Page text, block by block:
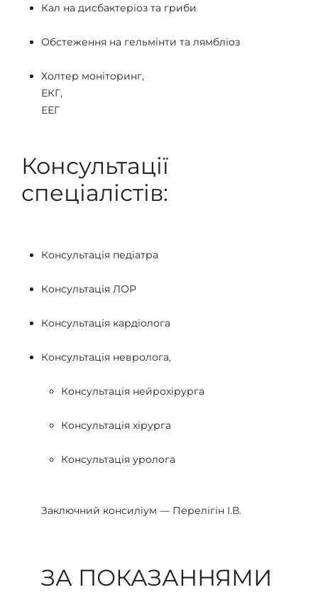
Кал на дисбактеріоз та гриби
Обстеження на гельмінти та лямбліоз
Холтер моніторинг,
ЕКГ,
ЕЕГ
Консультації
спеціалістів:
Консультація педіатра
Консультація ЛОР
Консультація кардіолога
Консультація невролога,
Консультація нейрохірурга
Консультація хірурга
Консультація уролога
Заключний консиліум — Перелігін І.В.
ЗА ПОКАЗАННЯМИ